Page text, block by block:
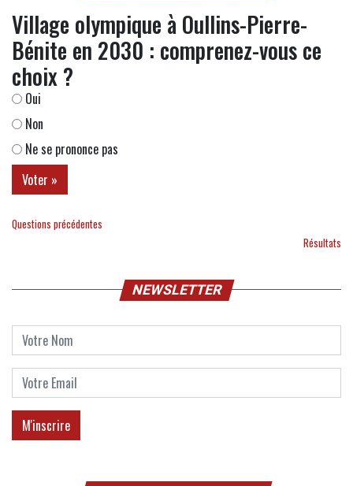
Village olympique à Oullins-Pierre-
Bénite en 2030 : comprenez-vous ce
choix ?
Oui
Non
Ne se prononce pas
Questions précédentes
Résultats
NEWSLETTER